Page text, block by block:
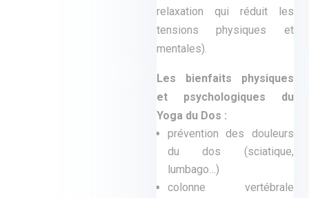
relaxation qui réduit les
tensions physiques et
mentales).
Les bienfaits physiques
et psychologiques du
Yoga du Dos :
prévention des douleurs
du dos (sciatique,
lumbago…)
colonne vertébrale